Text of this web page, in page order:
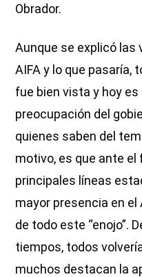
Obrador.
Aunque se explicó las
AIFA y lo que pasaría,
fue bien vista y hoy
preocupación del
quienes saben del
motivo, es que ante
principales líneas
mayor presencia en el
de todo este “enojo”.
tiempos, todos
muchos destacan la